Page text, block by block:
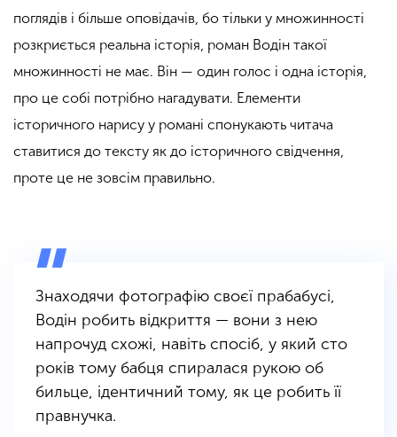
поглядів і більше оповідачів, бо тільки у множинності
розкриється реальна історія, роман Водін такої
множинності не має. Він — один голос і одна історія,
про це собі потрібно нагадувати. Елементи
історичного нарису у романі спонукають читача
ставитися до тексту як до історичного свідчення,
проте це не зовсім правильно.
Знаходячи фотографію своєї прабабусі,
Водін робить відкриття — вони з нею
напрочуд схожі, навіть спосіб, у який сто
років тому бабця спиралася рукою об
бильце, ідентичний тому, як це робить її
правнучка.